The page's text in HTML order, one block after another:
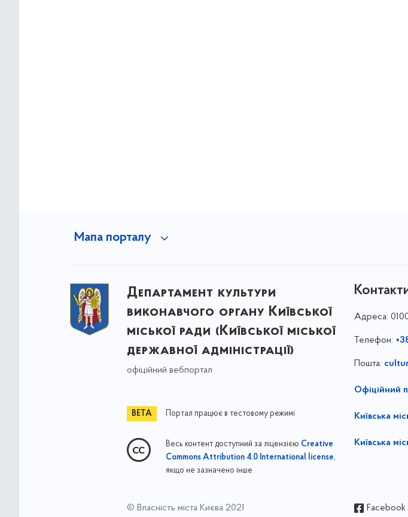
Мапа порталу
Департамент культури
виконавчого органу Київської
міської ради (Київської міської
державної адміністрації)
офіційний вебпортал
Портал працює в тестовому режимі
Весь контент доступний за ліцензією Creative
Commons Attribution 4.0 International license,
якщо не зазначено інше
Адреса:
Телефон:
Пошта:
Офіційний
Київська
Київська
© Власність міста Києва 2021 Facebook